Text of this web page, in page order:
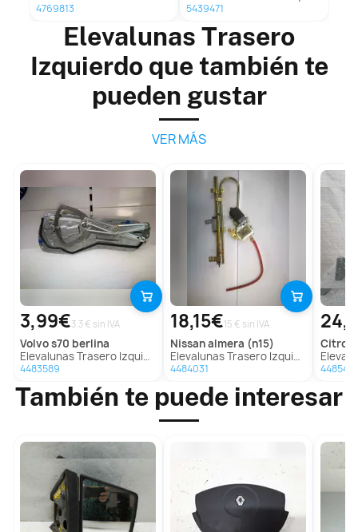
4769813 5439471
Elevalunas Trasero
Izquierdo que también te
pueden gustar
VER MÁS
3,99€3.3 € sin IVA
volvos70 berlina
Elevalunas Trasero Izquierdo Para Volvo S70 Berlina
4483589
18,15€15 € sin IVA
nissanalmera (n15)
Elevalunas Trasero Izquierdo Para Nissan Almera
4484031
Elevalunas
También te puede interesar